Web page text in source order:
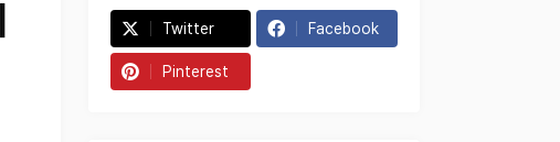
Twitter Facebook
Pinterest